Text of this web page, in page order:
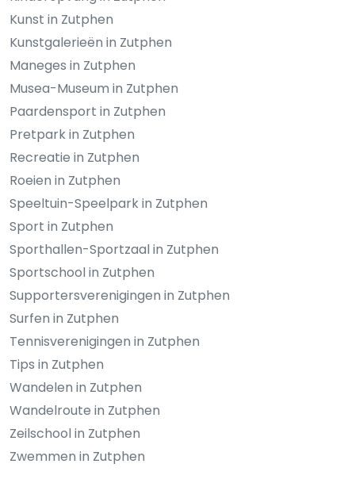
Kunst in Zutphen
Kunstgalerieën in Zutphen
Maneges in Zutphen
Musea-Museum in Zutphen
Paardensport in Zutphen
Pretpark in Zutphen
Recreatie in Zutphen
Roeien in Zutphen
Speeltuin-Speelpark in Zutphen
Sport in Zutphen
Sporthallen-Sportzaal in Zutphen
Sportschool in Zutphen
Supportersverenigingen in Zutphen
Surfen in Zutphen
Tennisverenigingen in Zutphen
Tips in Zutphen
Wandelen in Zutphen
Wandelroute in Zutphen
Zeilschool in Zutphen
Zwemmen in Zutphen